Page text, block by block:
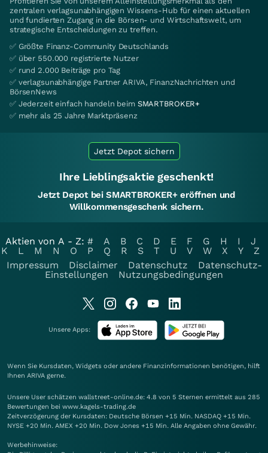
zentralen verlagsunabhängigen Wissens-Hub für einen aktuellen
und fundierten Zugang in die Börsen- und Wirtschaftswelt, um
strategische Entscheidungen zu treffen.
✅ Größte Finanz-Community Deutschlands
✅ über 550.000 registrierte Nutzer
✅ rund 2.000 Beiträge pro Tag
✅ verlagsunabhängige Partner ARIVA, FinanzNachrichten und
BörsenNews
✅ Jederzeit einfach handeln beim SMARTBROKER+
✅ mehr als 25 Jahre Marktpräsenz
Jetzt Depot sichern
Ihre Lieblingsaktie geschenkt!
Jetzt Depot bei SMARTBROKER+ eröffnen und
Willkommensgeschenk sichern.
Aktien von A - Z: # A B C D E F G H I
J
K
L M N O P Q R S T U V W X Y
Z
Impressum
Disclaimer Datenschutz
Datenschutz-
Einstellungen
Nutzungsbedingungen
Unsere Apps:
Wenn Sie Kursdaten, Widgets oder andere Finanzinformationen benötigen, hilft
Ihnen ARIVA gerne.
Unsere User schätzen wallstreet-online.de: 4.8 von 5 Sternen ermittelt aus 285
Bewertungen bei www.kagels-trading.de
Zeitverzögerung der Kursdaten: Deutsche Börsen +15 Min. NASDAQ +15 Min.
NYSE +20 Min. AMEX +20 Min. Dow Jones +15 Min. Alle Angaben ohne Gewähr.
Werbehinweise: